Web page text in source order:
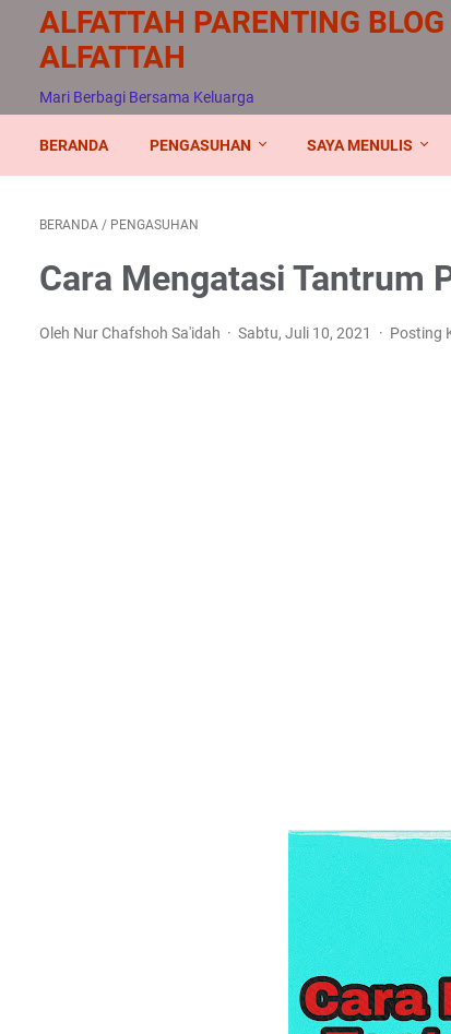
ALFATTAH PARENTING
ALFATTAH
Mari Berbagi Bersama Keluarga
BERANDA PENGASUHAN SAYA MENULIS
BERANDA / PENGASUHAN
Cara Mengatasi Tantrum
Oleh Nur Chafshoh Sa'idah Sabtu, Juli 10, 2021 Posting